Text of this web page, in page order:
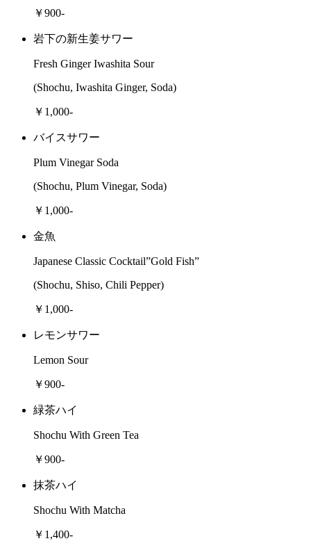
￥900-
岩下の新生姜サワー
Fresh Ginger Iwashita Sour
(Shochu, Iwashita Ginger, Soda)
￥1,000-
バイスサワー
Plum Vinegar Soda
(Shochu, Plum Vinegar, Soda)
￥1,000-
金魚
Japanese Classic Cocktail”Gold Fish”
(Shochu, Shiso, Chili Pepper)
￥1,000-
レモンサワー
Lemon Sour
￥900-
緑茶ハイ
Shochu With Green Tea
￥900-
抹茶ハイ
Shochu With Matcha
￥1,400-